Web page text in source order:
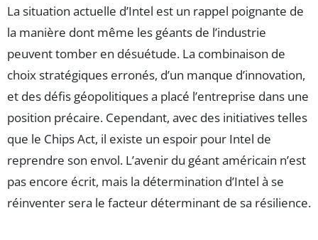
La situation actuelle d’Intel est un rappel poignante de
la manière dont même les géants de l’industrie
peuvent tomber en désuétude. La combinaison de
choix stratégiques erronés, d’un manque d’innovation,
et des défis géopolitiques a placé l’entreprise dans une
position précaire. Cependant, avec des initiatives telles
que le Chips Act, il existe un espoir pour Intel de
reprendre son envol. L’avenir du géant américain n’est
pas encore écrit, mais la détermination d’Intel à se
réinventer sera le facteur déterminant de sa résilience.